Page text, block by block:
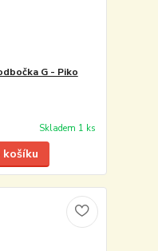
G - Piko
Skladem 1 ks